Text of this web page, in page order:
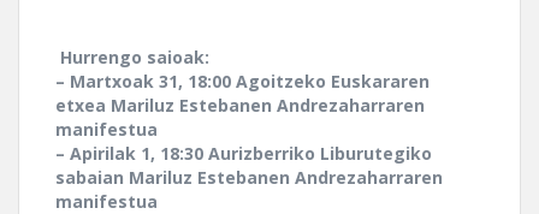
Hurrengo saioak:
– Martxoak 31, 18:00 Agoitzeko Euskararen
etxea Mariluz Estebanen Andrezaharraren
manifestua
– Apirilak 1, 18:30 Aurizberriko Liburutegiko
sabaian Mariluz Estebanen Andrezaharraren
manifestua